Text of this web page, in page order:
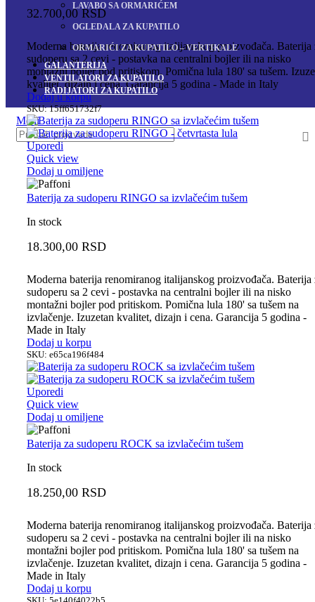
LAVABO SA ORMARIĆEM
OGLEDALA ZA KUPATILO
ORMARIĆI ZA KUPATILO – VERTIKALE
GALANTERIJA
VENTILATORI ZA KUPATILO
RADIJATORI ZA KUPATILO
Meni
32.700,00 RSD
Moderna baterija renomiranog italijanskog proizvođača. Baterija
sudoperu sa 2 cevi - postavka na centralni bojler ili na nisko
montažni bojler pod pritiskom. Pomična lula 180' sa tušem.
kvalitet, dizajn i cena. Garancija 5 godina - Made in Italy
Dodaj u korpu
SKU:15ff651732f7
Uporedi
Quick view
Dodaj u omiljene
Baterija za sudoperu RINGO sa izvlačećim tušem
In stock
18.300,00 RSD
Moderna baterija renomiranog italijanskog proizvođača. Baterija
sudoperu sa 2 cevi - postavka na centralni bojler ili na nisko
montažni bojler pod pritiskom. Pomična lula 180' sa tušem na
izvlačenje. Izuzetan kvalitet, dizajn i cena. Garancija 5 godina -
Made in Italy
Dodaj u korpu
SKU: e65ca196f484
Uporedi
Quick view
Dodaj u omiljene
Baterija za sudoperu ROCK sa izvlačećim tušem
In stock
18.250,00 RSD
Moderna baterija renomiranog italijanskog proizvođača. Baterija
sudoperu sa 2 cevi - postavka na centralni bojler ili na nisko
montažni bojler pod pritiskom. Pomična lula 180' sa tušem na
izvlačenje. Izuzetan kvalitet, dizajn i cena. Garancija 5 godina -
Made in Italy
Dodaj u korpu